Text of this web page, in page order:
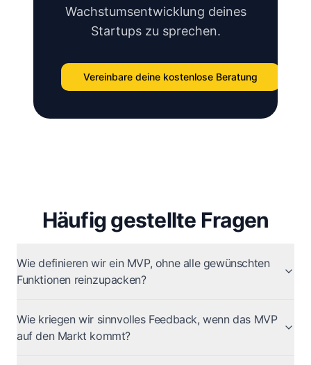
Wachstumsentwicklung deines
Startups zu sprechen.
Vereinbare deine kostenlose Beratung
Häufig gestellte Fragen
Wie definieren wir ein MVP, ohne alle gewünschten
Funktionen reinzupacken?
Wie kriegen wir sinnvolles Feedback, wenn das MVP
auf den Markt kommt?